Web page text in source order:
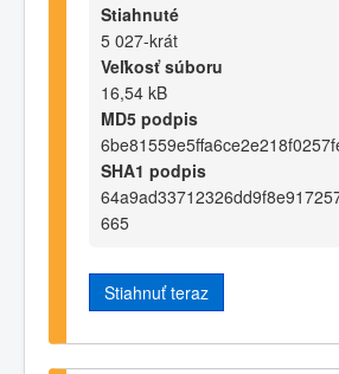
Stiahnuté
5 027-krát
Veľkosť súboru
16,54 kB
MD5 podpis
SHA1 podpis
665
Stiahnuť teraz